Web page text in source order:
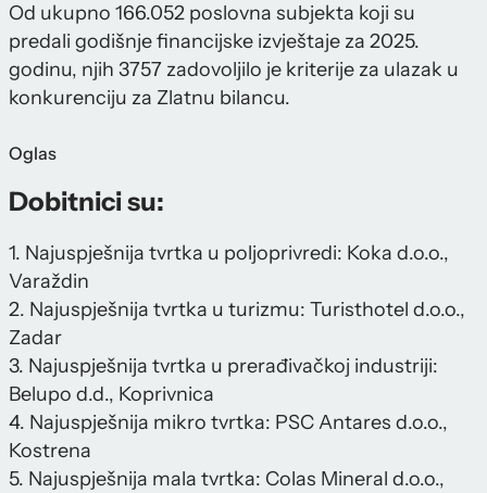
Od ukupno 166.052 poslovna subjekta koji su
predali godišnje financijske izvještaje za 2025.
godinu, njih 3757 zadovoljilo je kriterije za ulazak u
konkurenciju za Zlatnu bilancu.
Oglas
Dobitnici su:
1. Najuspješnija tvrtka u poljoprivredi: Koka d.o.o.,
Varaždin
2. Najuspješnija tvrtka u turizmu: Turisthotel d.o.o.,
Zadar
3. Najuspješnija tvrtka u prerađivačkoj industriji:
Belupo d.d., Koprivnica
4. Najuspješnija mikro tvrtka: PSC Antares d.o.o.,
Kostrena
5. Najuspješnija mala tvrtka: Colas Mineral d.o.o.,